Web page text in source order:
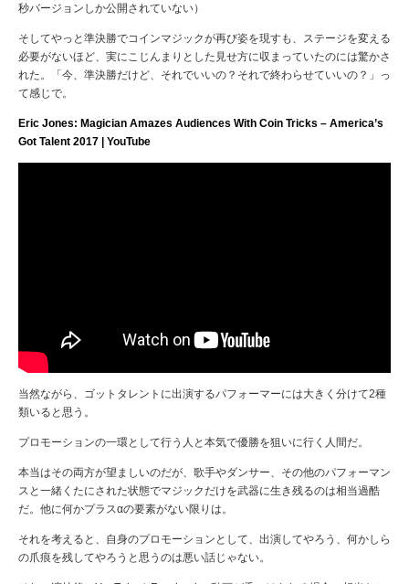
秒バージョンしか公開されていない）
そしてやっと準決勝でコインマジックが再び姿を現すも、ステージを変える
必要がないほど、実にこじんまりとした見せ方に収まっていたのには驚かさ
れた。「今、準決勝だけど、それでいいの？それで終わらせていいの？」っ
て感じで。
Eric Jones: Magician Amazes Audiences With Coin Tricks – America’s
Got Talent 2017 | YouTube
当然ながら、ゴットタレントに出演するパフォーマーには大きく分けて2種
類いると思う。
プロモーションの一環として行う人と本気で優勝を狙いに行く人間だ。
本当はその両方が望ましいのだが、歌手やダンサー、その他のパフォーマン
スと一緒くたにされた状態でマジックだけを武器に生き残るのは相当過酷
だ。他に何かプラスαの要素がない限りは。
それを考えると、自身のプロモーションとして、出演してやろう、何かしら
の爪痕を残してやろうと思うのは悪い話じゃない。